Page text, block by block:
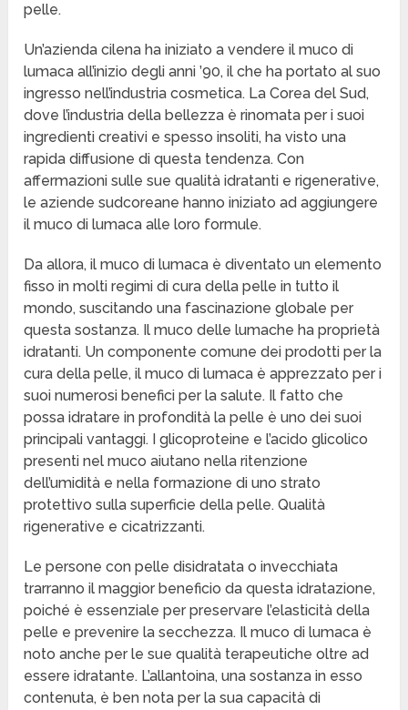
pelle.
Un’azienda cilena ha iniziato a vendere il muco di
lumaca all’inizio degli anni ’90, il che ha portato al suo
ingresso nell’industria cosmetica. La Corea del Sud,
dove l’industria della bellezza è rinomata per i suoi
ingredienti creativi e spesso insoliti, ha visto una
rapida diffusione di questa tendenza. Con
affermazioni sulle sue qualità idratanti e rigenerative,
le aziende sudcoreane hanno iniziato ad aggiungere
il muco di lumaca alle loro formule.
Da allora, il muco di lumaca è diventato un elemento
fisso in molti regimi di cura della pelle in tutto il
mondo, suscitando una fascinazione globale per
questa sostanza. Il muco delle lumache ha proprietà
idratanti. Un componente comune dei prodotti per la
cura della pelle, il muco di lumaca è apprezzato per i
suoi numerosi benefici per la salute. Il fatto che
possa idratare in profondità la pelle è uno dei suoi
principali vantaggi. I glicoproteine e l’acido glicolico
presenti nel muco aiutano nella ritenzione
dell’umidità e nella formazione di uno strato
protettivo sulla superficie della pelle. Qualità
rigenerative e cicatrizzanti.
Le persone con pelle disidratata o invecchiata
trarranno il maggior beneficio da questa idratazione,
poiché è essenziale per preservare l’elasticità della
pelle e prevenire la secchezza. Il muco di lumaca è
noto anche per le sue qualità terapeutiche oltre ad
essere idratante. L’allantoina, una sostanza in esso
contenuta, è ben nota per la sua capacità di